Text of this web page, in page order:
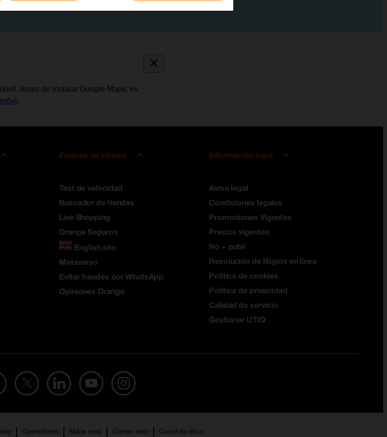
Antes de instalar Google Maps, es
.
Enlaces de interés
Test de velocidad
Buscador de tiendas
Live Shopping
Orange Seguros
English site
Metaverso
Evitar fraudes por WhatsApp
Opiniones Orange
Información legal
Aviso legal
Condiciones legales
Promociones Vigentes
Precios vigentes
No + publi
Resolución de litigios en línea
Política de cookies
Política de privacidad
Calidad de servicio
Gestionar UTIQ
Operadores Mapa web Correo web Canal de ética